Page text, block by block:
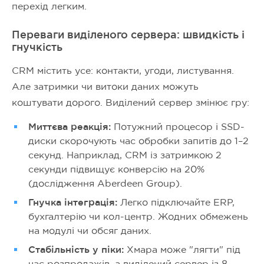
перехід легким.
Переваги виділеного сервера: швидкість і
гнучкість
CRM містить усе: контакти, угоди, листування.
Але затримки чи витоки даних можуть
коштувати дорого. Виділений сервер змінює гру:
Миттєва реакція: Потужний процесор і SSD-
диски скорочують час обробки запитів до 1–2
секунд. Наприклад, CRM із затримкою 2
секунди підвищує конверсію на 20%
(дослідження Aberdeen Group).
Гнучка інтеграція: Легко підключайте ERP,
бухгалтерію чи кол-центр. Жодних обмежень
на модулі чи обсяг даних.
Стабільність у піки: Хмара може "лягти" під